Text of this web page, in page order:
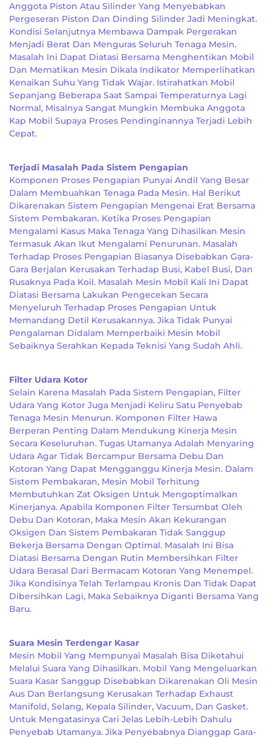
Anggota Piston Atau Silinder Yang Menyebabkan
Pergeseran Piston Dan Dinding Silinder Jadi Meningkat.
Kondisi Selanjutnya Membawa Dampak Pergerakan
Menjadi Berat Dan Menguras Seluruh Tenaga Mesin.
Masalah Ini Dapat Diatasi Bersama Menghentikan Mobil
Dan Mematikan Mesin Dikala Indikator Memperlihatkan
Kenaikan Suhu Yang Tidak Wajar. Istirahatkan Mobil
Sepanjang Beberapa Saat Sampai Temperaturnya Lagi
Normal, Misalnya Sangat Mungkin Membuka Anggota
Kap Mobil Supaya Proses Pendinginannya Terjadi Lebih
Cepat.
Terjadi Masalah Pada Sistem Pengapian
Komponen Proses Pengapian Punyai Andil Yang Besar
Dalam Membuahkan Tenaga Pada Mesin. Hal Berikut
Dikarenakan Sistem Pengapian Mengenai Erat Bersama
Sistem Pembakaran. Ketika Proses Pengapian
Mengalami Kasus Maka Tenaga Yang Dihasilkan Mesin
Termasuk Akan Ikut Mengalami Penurunan. Masalah
Terhadap Proses Pengapian Biasanya Disebabkan Gara-
Gara Berjalan Kerusakan Terhadap Busi, Kabel Busi, Dan
Rusaknya Pada Koil. Masalah Mesin Mobil Kali Ini Dapat
Diatasi Bersama Lakukan Pengecekan Secara
Menyeluruh Terhadap Proses Pengapian Untuk
Memandang Detil Kerusakannya. Jika Tidak Punyai
Pengalaman Didalam Memperbaiki Mesin Mobil
Sebaiknya Serahkan Kepada Teknisi Yang Sudah Ahli.
Filter Udara Kotor
Selain Karena Masalah Pada Sistem Pengapian, Filter
Udara Yang Kotor Juga Menjadi Keliru Satu Penyebab
Tenaga Mesin Menurun. Komponen Filter Hawa
Berperan Penting Dalam Mendukung Kinerja Mesin
Secara Keseluruhan. Tugas Utamanya Adalah Menyaring
Udara Agar Tidak Bercampur Bersama Debu Dan
Kotoran Yang Dapat Mengganggu Kinerja Mesin. Dalam
Sistem Pembakaran, Mesin Mobil Terhitung
Membutuhkan Zat Oksigen Untuk Mengoptimalkan
Kinerjanya. Apabila Komponen Filter Tersumbat Oleh
Debu Dan Kotoran, Maka Mesin Akan Kekurangan
Oksigen Dan Sistem Pembakaran Tidak Sanggup
Bekerja Bersama Dengan Optimal. Masalah Ini Bisa
Diatasi Bersama Dengan Rutin Membersihkan Filter
Udara Berasal Dari Bermacam Kotoran Yang Menempel.
Jika Kondisinya Telah Terlampau Kronis Dan Tidak Dapat
Dibersihkan Lagi, Maka Sebaiknya Diganti Bersama Yang
Baru.
Suara Mesin Terdengar Kasar
Mesin Mobil Yang Mempunyai Masalah Bisa Diketahui
Melalui Suara Yang Dihasilkan. Mobil Yang Mengeluarkan
Suara Kasar Sanggup Disebabkan Dikarenakan Oli Mesin
Aus Dan Berlangsung Kerusakan Terhadap Exhaust
Manifold, Selang, Kepala Silinder, Vacuum, Dan Gasket.
Untuk Mengatasinya Cari Jelas Lebih-Lebih Dahulu
Penyebab Utamanya. Jika Penyebabnya Dianggap Gara-